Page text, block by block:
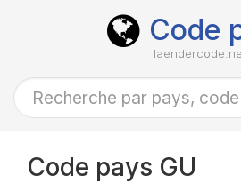
Code
Code pays GU